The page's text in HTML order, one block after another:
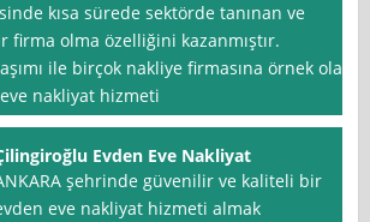
kısa sürede sektörde tanınan ve
firma olma özelliğini kazanmıştır.
ile birçok nakliye firmasına örnek olan
nakliyat hizmeti
Evden Eve Nakliyat
şehrinde güvenilir ve kaliteli bir
eve nakliyat hizmeti almak